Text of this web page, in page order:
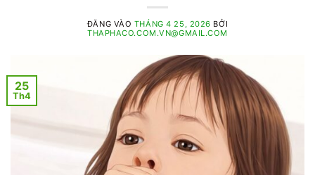
ĐĂNG VÀO THÁNG 4 25, 2026 BỞI
THAPHACO.COM.VN@GMAIL.COM
25
Th4